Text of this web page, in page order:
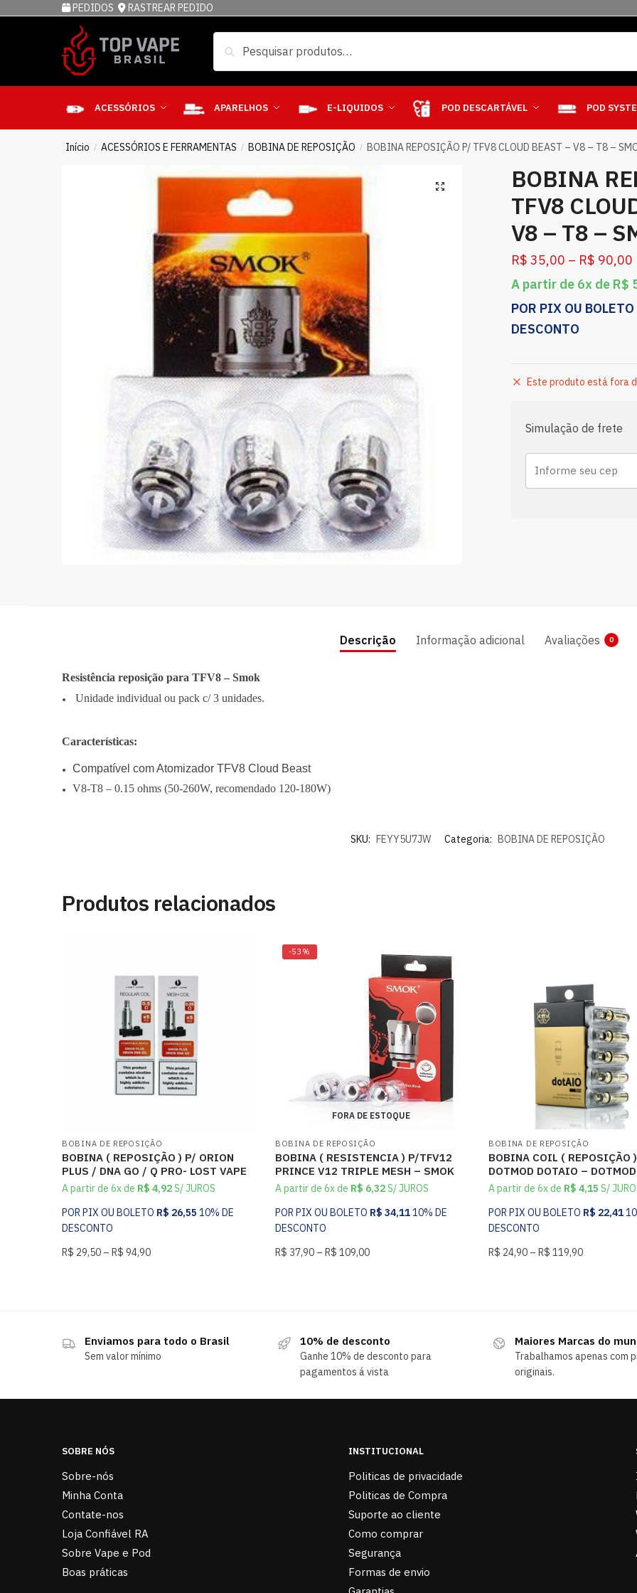
PEDIDOS RASTREAR PEDIDO
ACESSÓRIOS APARELHOS E-LIQUIDOS POD DESCARTÁVEL POD
Início / ACESSÓRIOS E FERRAMENTAS / BOBINA DE REPOSIÇÃO / BOBINA REPOSIÇÃO P/ TFV8 CLOUD BEAST – V8 – T8 –
BOBINA
TFV8
V8 – T8 –
R$ 35,00 – R$ 90,00
A partir de 6x de R$
POR PIX OU BOLETO
DESCONTO
Este produto está fora
Simulação de frete
Descrição Informação adicional Avaliações 0
Resistência reposição para TFV8 – Smok
Unidade individual ou pack c/ 3 unidades.
Características:
Compatível com Atomizador TFV8Cloud Beast
V8-T8 –0.15 ohms (50-260W, recomendado 120-180W)
SKU: FEYY5U7JW Categoria: BOBINA DE REPOSIÇÃO
Produtos relacionados
BOBINA DE REPOSIÇÃO
BOBINA ( REPOSIÇÃO ) P/ ORION
PLUS / DNA GO / Q PRO- LOST VAPE
A partir de 6x de R$ 4,92S/ JUROS
POR PIX OU BOLETO R$ 26,55 10% DE
DESCONTO
R$ 29,50 –R$ 94,90
-53%
FORA DE ESTOQUE
BOBINA DE REPOSIÇÃO
BOBINA ( RESISTENCIA ) P/TFV12
PRINCE V12 TRIPLE MESH – SMOK
A partir de 6x de R$ 6,32S/ JUROS
POR PIX OU BOLETO R$ 34,1110% DE
DESCONTO
R$ 37,90 – R$ 109,00
BOBINA DE REPOSIÇÃO
BOBINA COIL ( REPOSIÇÃO )
DOTMOD DOTAIO – DOTMOD
A partir de 6x de R$ 4,15 S/
POR PIX OU BOLETO R$ 22,41
DESCONTO
R$ 24,90– R$ 119,90
Enviamos para todo o Brasil
Sem valor mínimo
10% de desconto
Ganhe 10% de desconto para
pagamentos á vista
Maiores Marcas do
Trabalhamos apenas com
originais.
SOBRE NÓS
Sobre-nós
Minha Conta
Contate-nos
Loja Confiável RA
Sobre Vape e Pod
Boas práticas
INSTITUCIONAL
Politicas de privacidade
Politicas de Compra
Suporte ao cliente
Como comprar
Segurança
Formas de envio